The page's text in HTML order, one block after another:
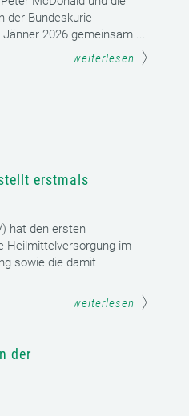
der Bundeskurie
2026 gemeinsam ...
weiterlesen
erstmals
hat den ersten
Heilmittelversorgung im
sowie die damit
weiterlesen
der